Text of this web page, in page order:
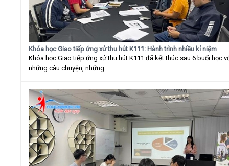
Khóa học Giao tiếp ứng xử thu hút K111: Hành trình nhiều kỉ niệm
Khóa học Giao tiếp ứng xử thu hút K111 đã kết thúc sau 6 buổi học
những câu chuyện, những...